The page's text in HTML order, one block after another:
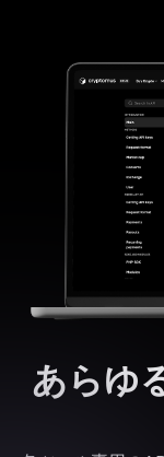
あらゆ